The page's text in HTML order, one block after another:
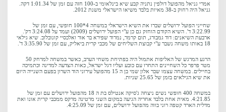
אמרי גניאל מהפועל דולפין נתניה קבע שיא בינלאומי ב-100 חזה עם זמן של 1:01.34 דקה.
גניאל היה רחוק ב-38 מאיות בלבד משיאו הישראלי משנת 2012.
שחייני הפועל ירושלים שברו את השיא הישראלי במשחה 4*100 חופשי, עם זמן של
3:22.99 ד'. השיא הקודם הוחזק גם כן ע"י הפועל ירושלים (2009) ועמד על 3:24.08 דק'.
ארבעת השיאנים: דוד גמבורג, תום קרמר, נמרוד שפירא בר אור ואלכסיי קונובלוב. שיא גילאי
18 באותו משחה נשבר ע"י קבוצת השליחים של מכבי קרית ביאליק, עם זמן של 3:35.90 ד'.
הרגע המרגש של האליפות אתמול היה בפתיחת משחי הערב, כאשר במשחה למרחק 50
מטר פרפר כל השחיינים התחרו עם כובע ועליו דגל ישראל, כאות הצדעה למדינה וכתמיכה
בחיילים. במשחה עצמו שבר אלון שמי בן ה 15 מהפועל עירוני הוד השרון בפעם השנייה היום
את שיא הגילאים בזמן של 25.65 שניות.
במשחה 400 חופשי נשים ניצחה ג'סיקה אנטילס בת ה 18 מהפועל ירושלים עם זמן של
4:21.85. מאית אחת בלבד אחריה הגיעה במקום השני מרטינה מרקס ממכבי קרית אונו ואת
מדלית הארד קטפה רוני בווה מהפועל ירושלים, עם זמן של 4:25.09.